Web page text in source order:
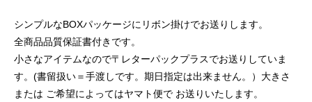
シンプルなBOXパッケージにリボン掛けでお送りします。
全商品品質保証書付きです。
小さなアイテムなので〒レターパックプラスでお送りしていま
す。(書留扱い＝手渡しです。期日指定は出来ません。）大きさ
または ご希望によってはヤマト便で お送りいたします。